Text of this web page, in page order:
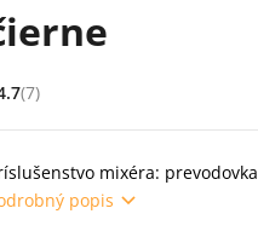
4.7 z 5 (7 recenzí)
(7)
mixéra: prevodovka
popis